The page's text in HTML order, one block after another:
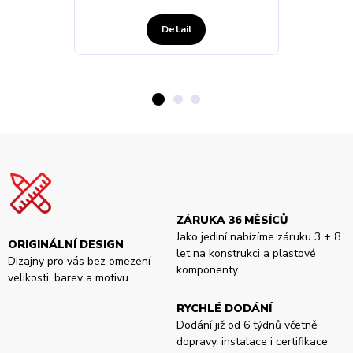
Detail
ORIGINÁLNÍ DESIGN
Dizajny pro vás bez omezení
velikosti, barev a motivu
ZÁRUKA 36 MĚSÍCŮ
Jako jediní nabízíme záruku 3 + 8
let na konstrukci a plastové
komponenty
RYCHLÉ DODÁNÍ
Dodání již od 6 týdnů včetně
dopravy, instalace i certifikace